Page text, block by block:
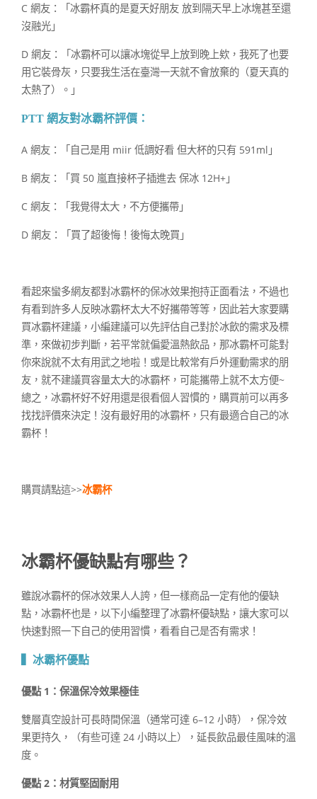
C 網友：「冰霸杯真的是夏天好朋友 放到隔天早上冰塊甚至還
沒融光」
D 網友：「冰霸杯可以讓冰塊從早上放到晚上欸，我死了也要
用它裝骨灰，只要我生活在臺灣一天就不會放棄的（夏天真的
太熱了）。」
PTT 網友對冰霸杯評價：
A 網友：「自己是用 miir 低調好看 但大杯的只有 591ml」
B 網友：「買 50 嵐直接杯子插進去 保冰 12H+」
C 網友：「我覺得太大，不方便攜帶」
D 網友：「買了超後悔！後悔太晚買」
看起來蠻多網友都對冰霸杯的保冰效果抱持正面看法，不過也
有看到許多人反映冰霸杯太大不好攜帶等等，因此若大家要購
買冰霸杯建議，小編建議可以先評估自己對於冰飲的需求及標
準，來做初步判斷，若平常就偏愛溫熱飲品，那冰霸杯可能對
你來說就不太有用武之地啦！或是比較常有戶外運動需求的朋
友，就不建議買容量太大的冰霸杯，可能攜帶上就不太方便~
總之，冰霸杯好不好用還是很看個人習慣的，購買前可以再多
找找評價來決定！沒有最好用的冰霸杯，只有最適合自己的冰
霸杯！
購買請點這>>冰霸杯
冰霸杯優缺點有哪些？
雖說冰霸杯的保冰效果人人誇，但一樣商品一定有他的優缺
點，冰霸杯也是，以下小編整理了冰霸杯優缺點，讓大家可以
快速對照一下自己的使用習慣，看看自己是否有需求！
▍冰霸杯優點
優點 1：保溫保冷效果極佳
雙層真空設計可長時間保溫（通常可達 6–12 小時），保冷效
果更持久，（有些可達 24 小時以上），延長飲品最佳風味的溫
度。
優點 2：材質堅固耐用